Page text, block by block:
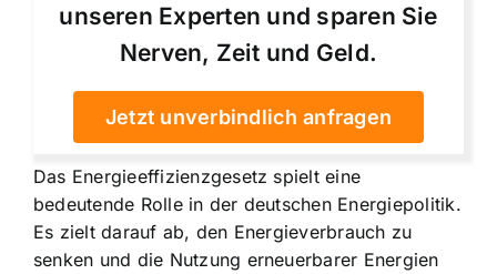
unseren Experten und sparen Sie
Nerven, Zeit und Geld.
Jetzt unverbindlich anfragen
Das Energieeffizienzgesetz spielt eine
bedeutende Rolle in der deutschen Energiepolitik.
Es zielt darauf ab, den Energieverbrauch zu
senken und die Nutzung erneuerbarer Energien